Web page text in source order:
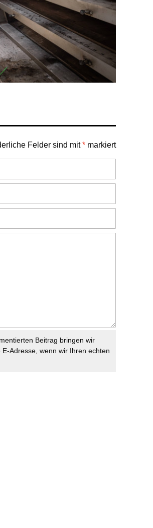
Felder sind mit* markiert
Beitrag bringen wir
Adresse, wenn wir Ihren echten